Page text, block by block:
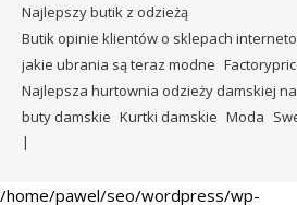
Najlepszy butik z odzieżą
Butik opinie klientów o sklepach
jakie ubrania są teraz modne
Najlepsza hurtownia odzieży damskiej
buty damskie Kurtki damskie Moda
/home/pawel/seo/wordpress/wp-